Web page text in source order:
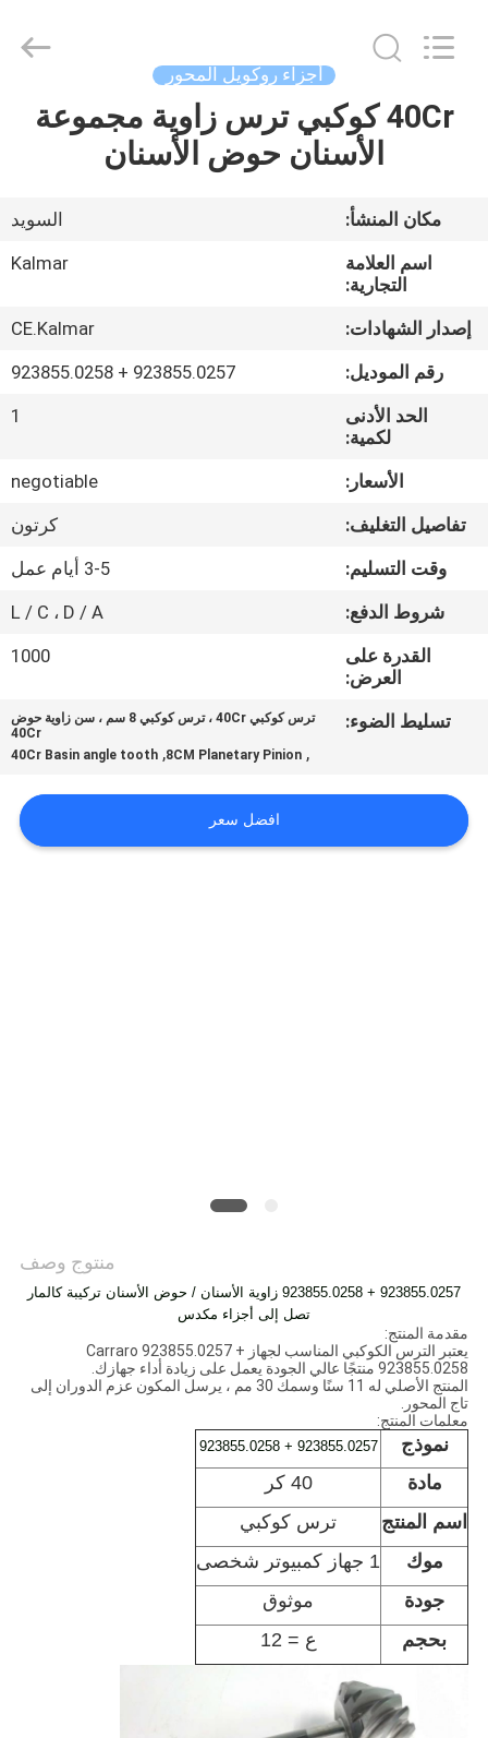
الصفحة
منتجات
معلومات
عنا
جولة
المعمل
مراقبة
الجودة
اتصل
اقتباس
ruihuaxin
Electromechanical
أجزاء روكويل المحور
40Cr كوكبي ترس زاوية مجموعة
الأسنان حوض الأسنان
مكان المنشأ:
السويد
اسم العلامة
التجارية:
Kalmar
إصدار الشهادات:
CE.Kalmar
رقم الموديل:
923855.0257 + 923855.0258
الحد الأدنى
لكمية:
1
الأسعار:
negotiable
تفاصيل التغليف:
كرتون
وقت التسليم:
3-5 أيام عمل
شروط الدفع:
L / C ، D / A
القدرة على
العرض:
1000
تسليط الضوء:
ترس كوكبي 40Cr ، ترس كوكبي 8 سم ، سن زاوية حوض
40Cr
,
8CM Planetary Pinion
,
40Cr Basin angle tooth
افضل سعر
منتوج وصف
923855.0257 + 923855.0258 زاوية الأسنان / حوض الأسنان تركيبة كالمار
تصل إلى أجزاء مكدس
مقدمة المنتج:
يعتبر الترس الكوكبي المناسب لجهاز Carraro 923855.0257 +
923855.0258 منتجًا عالي الجودة يعمل على زيادة أداء جهازك.
المنتج الأصلي له 11 سنًا وسمك 30 مم ، يرسل المكون عزم الدوران إلى
تاج المحور.
معلمات المنتج:
نموذج 923855.0257 + 923855.0258
مادة
40 كر
اسم المنتج
ترس كوكبي
موك
1 جهاز كمبيوتر شخصى
جودة
موثوق
بحجم
ع = 12